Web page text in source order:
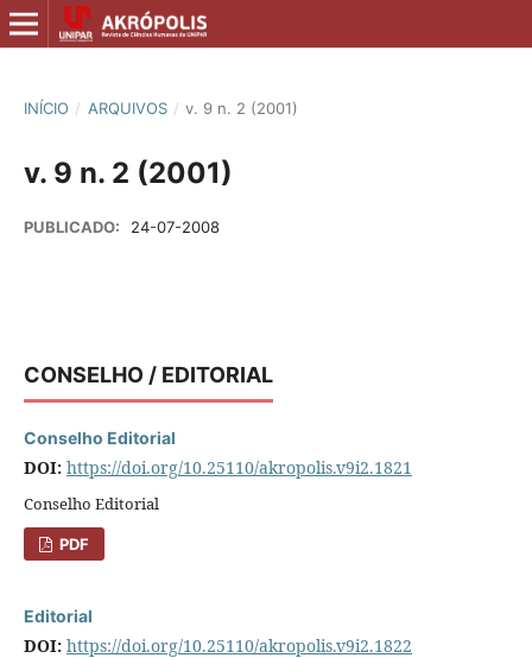
INÍCIO / ARQUIVOS / v. 9 n. 2 (2001)
v. 9 n. 2 (2001)
PUBLICADO: 24-07-2008
CONSELHO / EDITORIAL
Conselho Editorial
DOI: https://doi.org/10.25110/akropolis.v9i2.1821
Conselho Editorial
PDF
Editorial
DOI: https://doi.org/10.25110/akropolis.v9i2.1822